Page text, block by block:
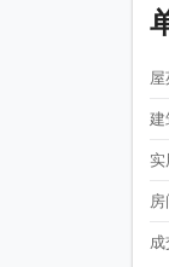
建
实